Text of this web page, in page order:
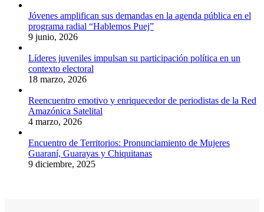
Jóvenes amplifican sus demandas en la agenda pública en el
programa radial “Hablemos Puej”
9 junio, 2026
Líderes juveniles impulsan su participación política en un
contexto electoral
18 marzo, 2026
Reencuentro emotivo y enriquecedor de periodistas de la Red
Amazónica Satelital
4 marzo, 2026
Encuentro de Territorios: Pronunciamiento de Mujeres
Guaraní, Guarayas y Chiquitanas
9 diciembre, 2025